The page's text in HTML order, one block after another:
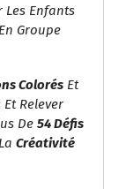
Les Enfants
Groupe
Colorés Et
Relever
De 54 Défis
Créativité